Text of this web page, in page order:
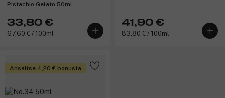
Pistachio Gelato 50ml
33,80 €
67,60 € / 100ml
41,90 €
83,80 € / 100ml
Ansaitse 4,20 € bonusta